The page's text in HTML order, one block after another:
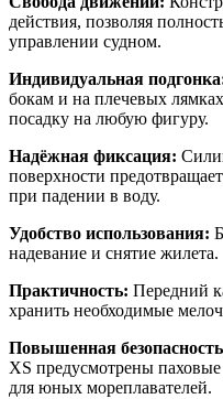
действия, позволяя
управлении судном.
Индивидуальная
бокам и на плечевых
посадку на любую фигуру.
Надёжная фиксация:
поверхности
при падении в воду.
Удобство использования:
надевание и снятие жилета.
Практичность: Передний
хранить необходимые
Повышенная
XS предусмотрены
для юных мореплавателей.